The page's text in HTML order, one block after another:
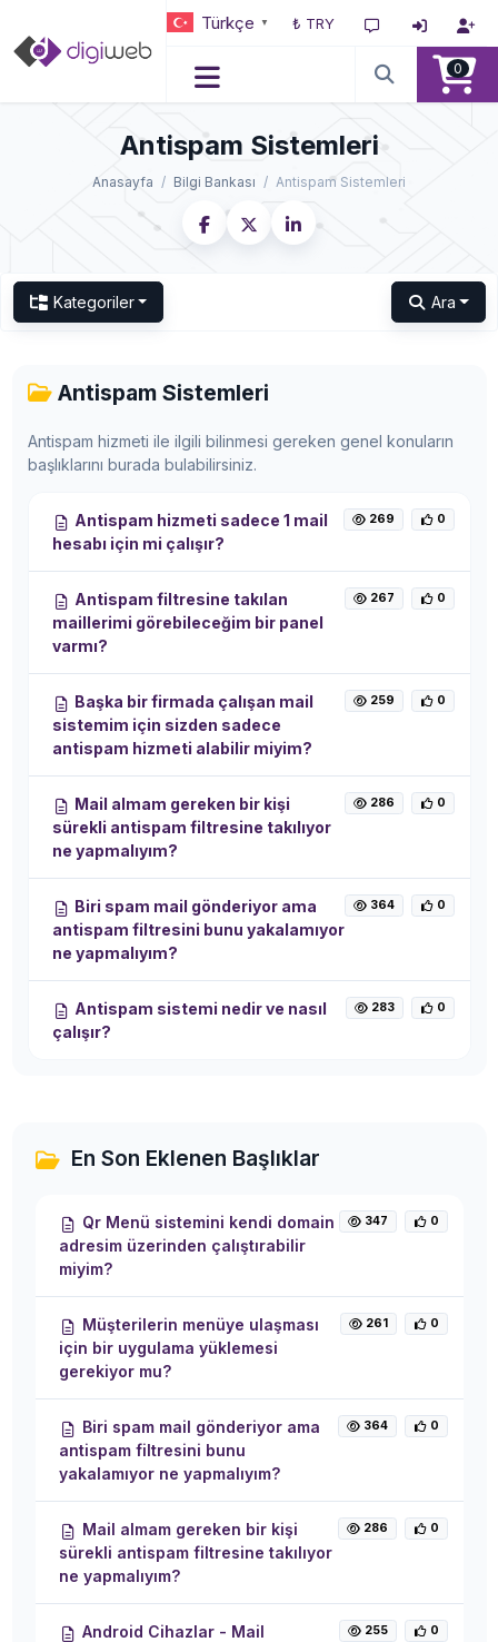
Türkçe ▼ ₺ TRY
0
Antispam Sistemleri
Anasayfa Bilgi Bankası Antispam Sistemleri
Kategoriler Ara
Antispam Sistemleri
Antispam hizmeti ile ilgili bilinmesi gereken genel konuların
başlıklarını burada bulabilirsiniz.
Antispam hizmeti sadece 1 mail
hesabı için mi çalışır?
269 0
Antispam filtresine takılan
maillerimi görebileceğim bir panel
varmı?
267 0
Başka bir firmada çalışan mail
sistemim için sizden sadece
antispam hizmeti alabilir miyim?
259 0
Mail almam gereken bir kişi
sürekli antispam filtresine takılıyor
ne yapmalıyım?
286 0
Biri spam mail gönderiyor ama
antispam filtresini bunu yakalamıyor
ne yapmalıyım?
364 0
Antispam sistemi nedir ve nasıl
çalışır?
283 0
En Son Eklenen Başlıklar
Qr Menü sistemini kendi domain
adresim üzerinden çalıştırabilir
miyim?
347 0
Müşterilerin menüye ulaşması
için bir uygulama yüklemesi
gerekiyor mu?
261 0
Biri spam mail gönderiyor ama
antispam filtresini bunu
yakalamıyor ne yapmalıyım?
364 0
Mail almam gereken bir kişi
sürekli antispam filtresine takılıyor
ne yapmalıyım?
286 0
Android Cihazlar - Mail
255 0